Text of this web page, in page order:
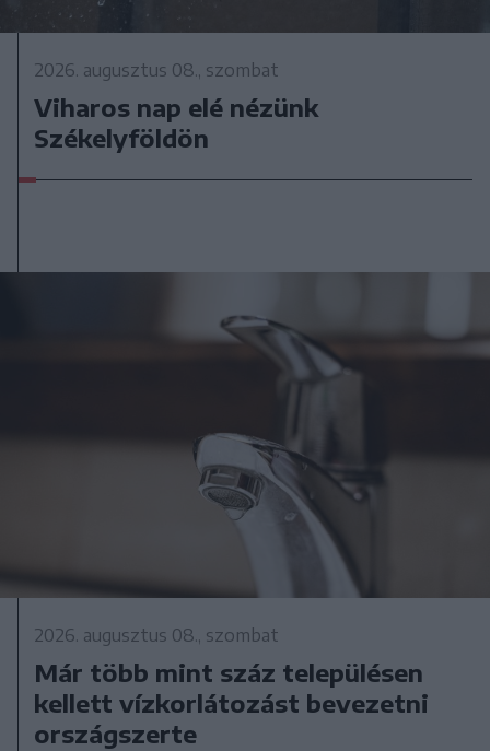
2026. augusztus 08., szombat
Viharos nap elé nézünk
Székelyföldön
2026. augusztus 08., szombat
Már több mint száz településen
kellett vízkorlátozást bevezetni
országszerte